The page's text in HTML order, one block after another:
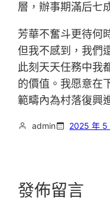
層，辦事期滿后七
芳華不奮斗更待何
但我不感到，我們
此刻天天任務中我
的價值。我愿意在
範疇內為村落復興
admin 2025 年 5
發佈留言